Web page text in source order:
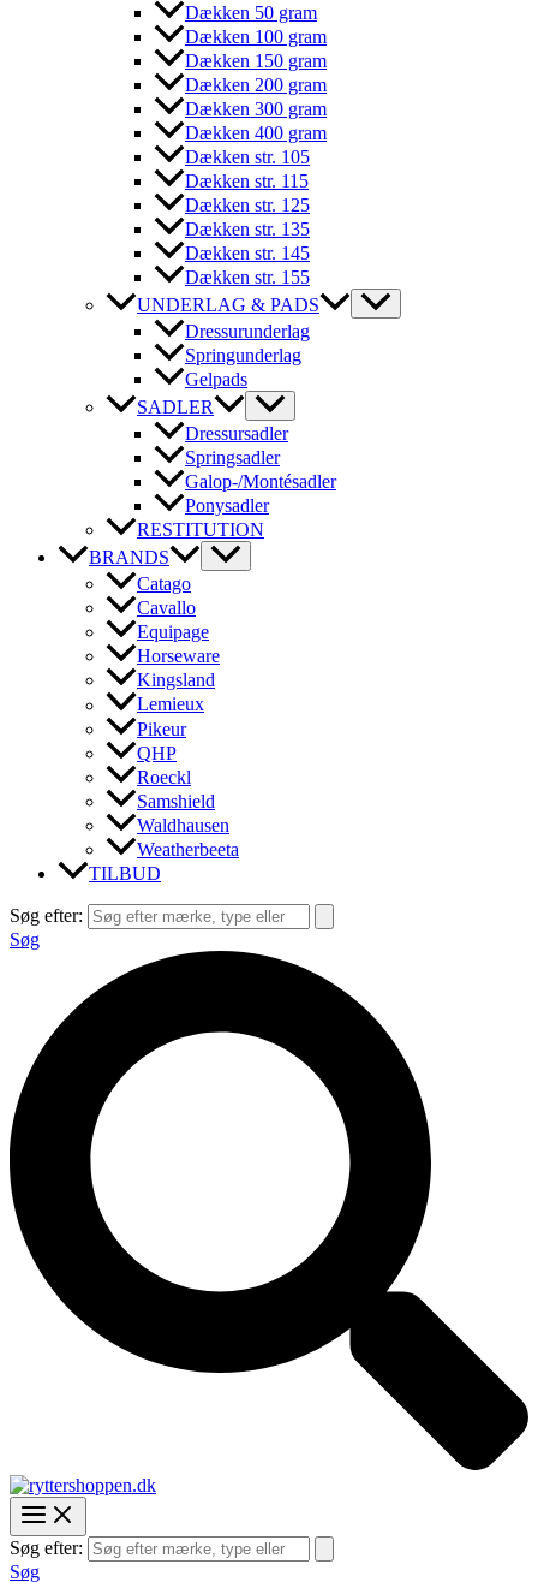
Dækken 50 gram
Dækken 100 gram
Dækken 150 gram
Dækken 200 gram
Dækken 300 gram
Dækken 400 gram
Dækken str. 105
Dækken str. 115
Dækken str. 125
Dækken str. 135
Dækken str. 145
Dækken str. 155
UNDERLAG & PADS
Dressurunderlag
Springunderlag
Gelpads
SADLER
Dressursadler
Springsadler
Galop-/Montésadler
Ponysadler
RESTITUTION
BRANDS
Catago
Cavallo
Equipage
Horseware
Kingsland
Lemieux
Pikeur
QHP
Roeckl
Samshield
Waldhausen
Weatherbeeta
TILBUD
Søg efter:
Søg
Søg efter:
Søg